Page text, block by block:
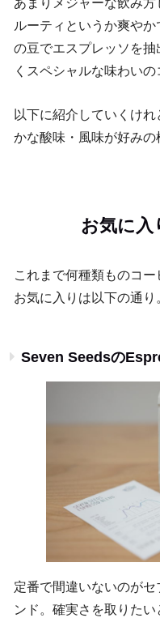
あまりメジャーな飲み
ルーティというか爽や
の豆でエスプレッソを
くスペシャルな味わいの
以下に紹介していくけ
かな酸味・風味が好みの
お気に入
これまで何種類ものコ
お気に入りは以下の通り
Seven Seedsの
定番で間違いないのが
ンド。確実さを取りたい